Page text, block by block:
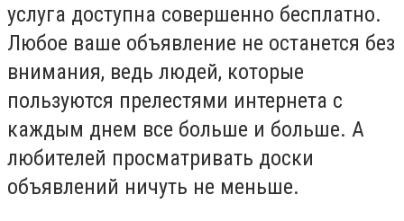
услуга доступна совершенно бесплатно.
Любое ваше объявление не останется без
внимания, ведь людей, которые
пользуются прелестями интернета с
каждым днем все больше и больше. А
любителей просматривать доски
объявлений ничуть не меньше.